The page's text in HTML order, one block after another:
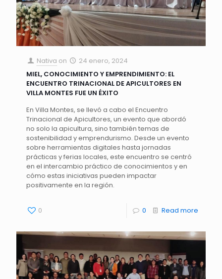
Nativa on
24 enero, 2024
MIEL, CONOCIMIENTO Y EMPRENDIMIENTO: EL
ENCUENTRO TRINACIONAL DE APICULTORES EN
VILLA MONTES FUE UN ÉXITO
En Villa Montes, se llevó a cabo el Encuentro
Trinacional de Apicultores, un evento que abordó
no solo la apicultura, sino también temas de
sostenibilidad y emprendurismo. Desde un evento
sobre herramientas digitales hasta jornadas
prácticas y ferias locales, este encuentro se centró
en el intercambio práctico de conocimientos y en
cómo estas iniciativas pueden impactar
positivamente en la región.
0 0 Read more